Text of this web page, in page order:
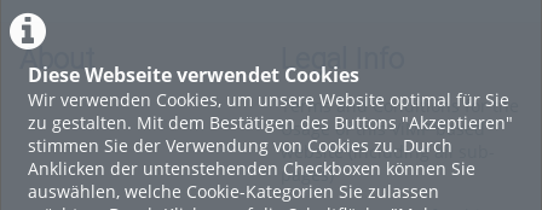
Diese Webseite verwendet Cookies
Wir verwenden Cookies, um unsere Website optimal für Sie
zu gestalten. Mit dem Bestätigen des Buttons "Akzeptieren"
stimmen Sie der Verwendung von Cookies zu. Durch
Anklicken der untenstehenden Checkboxen können Sie
auswählen, welche Cookie-Kategorien Sie zulassen
About Legal Info
Terms and Conditions for the
Usage of this ViMP based
website (including all sub-
pages)